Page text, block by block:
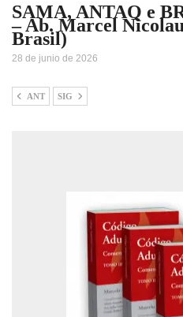
SAMA, ANTAQ e
– Ab. Marcel
Brasil)
28 de junio de 2026
ANT SIG